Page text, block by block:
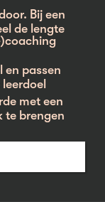
Bij een
de lengte
en passen
met een
te brengen